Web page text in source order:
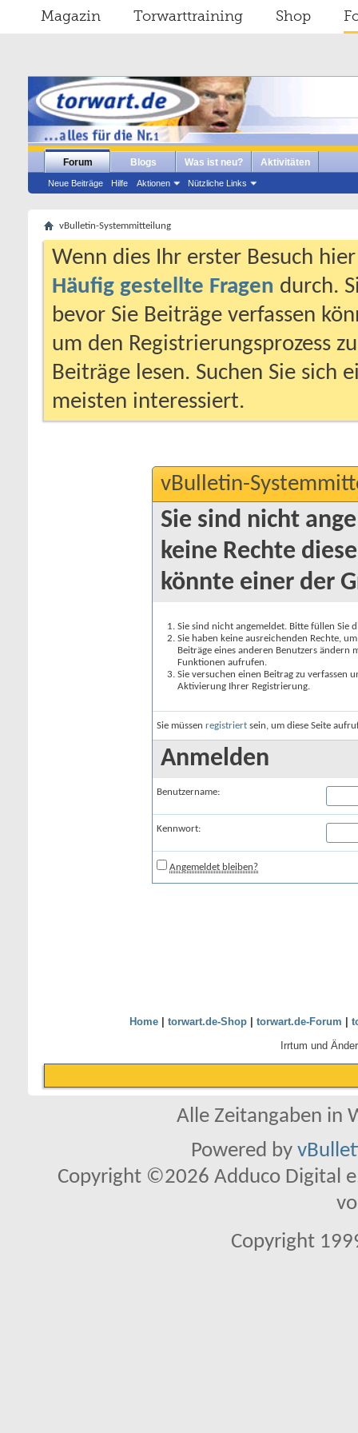
Magazin Torwarttraining Shop
Forum
Neue Beiträge Hilfe Aktionen Nützliche Links
Blogs Was ist neu? Aktivitäten
vBulletin-Systemmitteilung
Wenn dies Ihr erster Besuch
Häufig gestellte Fragen durch.
bevor Sie Beiträge verfassen
um den Registrierungsprozess
Beiträge lesen. Suchen Sie sich
meisten interessiert.
vBulletin-
Sie sind nicht
keine Rechte
könnte einer der
Sie sind nicht angemeldet. Bitte füllen Sie
Sie haben keine ausreichenden Rechte,
Beiträge eines anderen Benutzers
Funktionen aufrufen.
Sie versuchen einen Beitrag zu verfassen
Aktivierung Ihrer Registrierung.
Sie müssen registriert sein, um diese Seite
Anmelden
Benutzername:
Kennwort:
Angemeldet bleiben?
Home| torwart.de-Shop| torwart.de-Forum
Irrtum und
Alle Zeitangaben in
Powered by
Copyright ©2026 Adduco Digital
Copyright